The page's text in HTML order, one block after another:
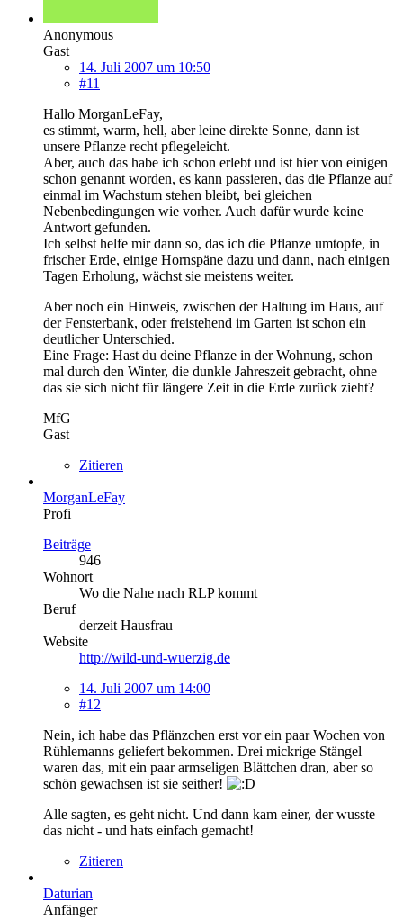
Anonymous
Gast
14. Juli 2007 um 10:50
#11
Hallo MorganLeFay,
es stimmt, warm, hell, aber leine direkte Sonne, dann ist
unsere Pflanze recht pflegeleicht.
Aber, auch das habe ich schon erlebt und ist hier von einigen
schon genannt worden, es kann passieren, das die Pflanze auf
einmal im Wachstum stehen bleibt, bei gleichen
Nebenbedingungen wie vorher. Auch dafür wurde keine
Antwort gefunden.
Ich selbst helfe mir dann so, das ich die Pflanze umtopfe, in
frischer Erde, einige Hornspäne dazu und dann, nach einigen
Tagen Erholung, wächst sie meistens weiter.
Aber noch ein Hinweis, zwischen der Haltung im Haus, auf
der Fensterbank, oder freistehend im Garten ist schon ein
deutlicher Unterschied.
Eine Frage: Hast du deine Pflanze in der Wohnung, schon
mal durch den Winter, die dunkle Jahreszeit gebracht, ohne
das sie sich nicht für längere Zeit in die Erde zurück zieht?
MfG
Gast
Zitieren
MorganLeFay
Profi
Beiträge
946
Wohnort
Wo die Nahe nach RLP kommt
Beruf
derzeit Hausfrau
Website
http://wild-und-wuerzig.de
14. Juli 2007 um 14:00
#12
Nein, ich habe das Pflänzchen erst vor ein paar Wochen von
Rühlemanns geliefert bekommen. Drei mickrige Stängel
waren das, mit ein paar armseligen Blättchen dran, aber so
schön gewachsen ist sie seither!
Alle sagten, es geht nicht. Und dann kam einer, der wusste
das nicht - und hats einfach gemacht!
Zitieren
Daturian
Anfänger